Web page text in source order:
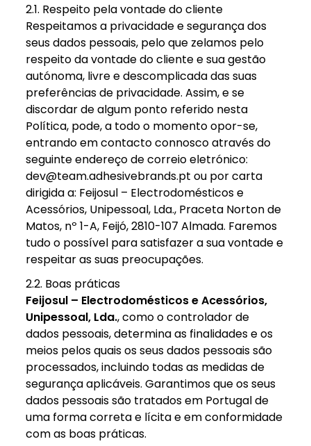
2.1. Respeito pela vontade do cliente
Respeitamos a privacidade e segurança dos
seus dados pessoais, pelo que zelamos pelo
respeito da vontade do cliente e sua gestão
autónoma, livre e descomplicada das suas
preferências de privacidade. Assim, e se
discordar de algum ponto referido nesta
Política, pode, a todo o momento opor-se,
entrando em contacto connosco através do
seguinte endereço de correio eletrónico:
dev@team.adhesivebrands.pt ou por carta
dirigida a: Feijosul – Electrodomésticos e
Acessórios, Unipessoal, Lda., Praceta Norton de
Matos, nº 1-A, Feijó, 2810-107 Almada. Faremos
tudo o possível para satisfazer a sua vontade e
respeitar as suas preocupações.
2.2. Boas práticas
Feijosul – Electrodomésticos e Acessórios,
Unipessoal, Lda., como o controlador de
dados pessoais, determina as finalidades e os
meios pelos quais os seus dados pessoais são
processados, incluindo todas as medidas de
segurança aplicáveis. Garantimos que os seus
dados pessoais são tratados em Portugal de
uma forma correta e lícita e em conformidade
com as boas práticas.